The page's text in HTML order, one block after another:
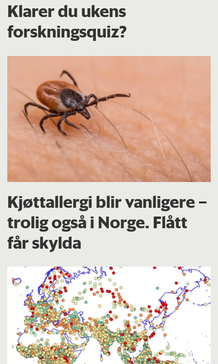
Klarer du ukens
forskningsquiz?
Kjøttallergi blir vanligere –
trolig også i Norge. Flått
får skylda